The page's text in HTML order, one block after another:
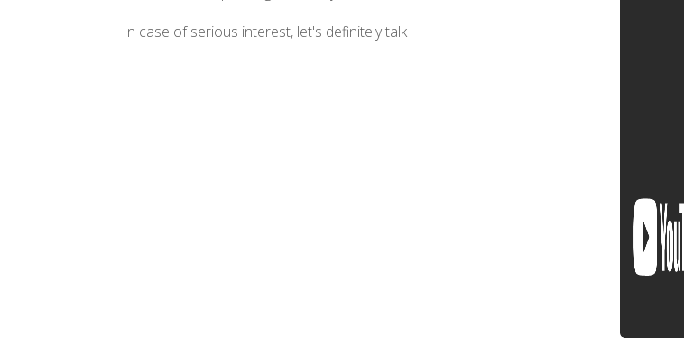
In case of serious interest, let's definitely talk